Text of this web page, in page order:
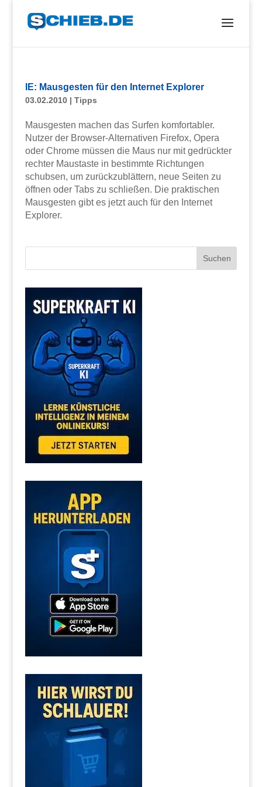
IE: Mausgesten für den Internet Explorer
03.02.2010| Tipps
Mausgesten machen das Surfen komfortabler.
Nutzer der Browser-Alternativen Firefox, Opera
oder Chrome müssen die Maus nur mit gedrückter
rechter Maustaste in bestimmte Richtungen
schubsen, um zurückzublättern, neue Seiten zu
öffnen oder Tabs zu schließen. Die praktischen
Mausgesten gibt es jetzt auch für den Internet
Explorer.